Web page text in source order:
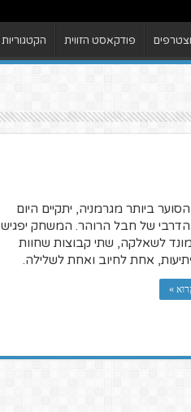
פודקאסט הזווית הקטגוריות
ביותר מגרמניה, יתקיים היום
של חבל הרוהר. המשחק יפגיש
לשאלקה, שתי קבוצות שחוות
אחת לחיוב ואחת לשלילה.
»